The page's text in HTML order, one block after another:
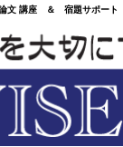
文 講座 ＆ 宿題サポー